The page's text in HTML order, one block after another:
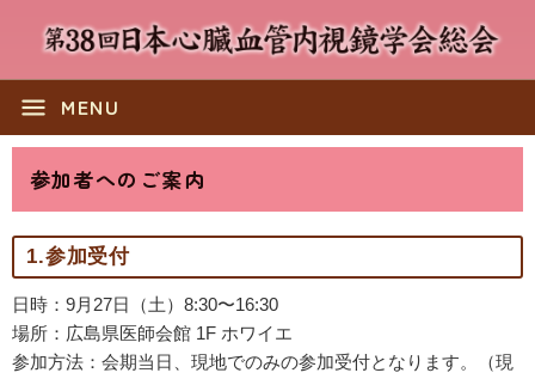
menu MENU
参加者へのご案内
1.参加受付
日時：9月27日（土）8:30〜16:30
場所：広島県医師会館 1F ホワイエ
参加方法：会期当日、現地でのみの参加受付となります。（現